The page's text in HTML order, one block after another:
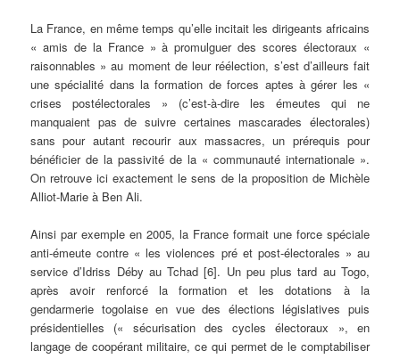
La France, en même temps qu’elle incitait les dirigeants africains
« amis de la France » à promulguer des scores électoraux «
raisonnables » au moment de leur réélection, s’est d’ailleurs fait
une spécialité dans la formation de forces aptes à gérer les «
crises postélectorales » (c’est-à-dire les émeutes qui ne
manquaient pas de suivre certaines mascarades électorales)
sans pour autant recourir aux massacres, un prérequis pour
bénéficier de la passivité de la « communauté internationale ».
On retrouve ici exactement le sens de la proposition de Michèle
Alliot-Marie à Ben Ali.
Ainsi par exemple en 2005, la France formait une force spéciale
anti-émeute contre « les violences pré et post-électorales » au
service d’Idriss Déby au Tchad [6]. Un peu plus tard au Togo,
après avoir renforcé la formation et les dotations à la
gendarmerie togolaise en vue des élections législatives puis
présidentielles (« sécurisation des cycles électoraux », en
langage de coopérant militaire, ce qui permet de le comptabiliser